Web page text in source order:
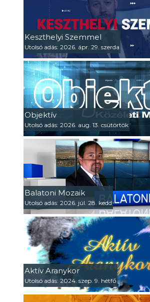
Keszthelyi Szemmel
Utolsó adás: 2026. ápr. 29. szerda
Objektív
Utolsó adás: 2026. aug. 13. csütörtök
Balatoni Mozaik
Utolsó adás: 2026. júl. 28. kedd
Aktív Aranykor
Utolsó adás: 2024. szep. 9. hétfő